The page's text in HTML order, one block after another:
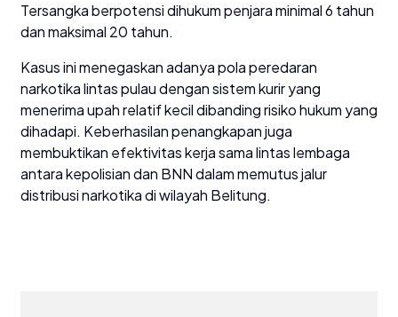
Tersangka berpotensi dihukum penjara minimal 6 tahun
dan maksimal 20 tahun.
Kasus ini menegaskan adanya pola peredaran
narkotika lintas pulau dengan sistem kurir yang
menerima upah relatif kecil dibanding risiko hukum yang
dihadapi. Keberhasilan penangkapan juga
membuktikan efektivitas kerja sama lintas lembaga
antara kepolisian dan BNN dalam memutus jalur
distribusi narkotika di wilayah Belitung.